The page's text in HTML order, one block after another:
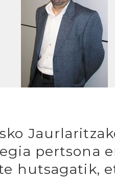
pertsona
hutsagatik,